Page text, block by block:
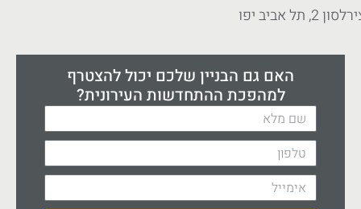
2, תל אביב יפו
האם גם הבניין שלכם יכול להצטרף
למהפכת ההתחדשות העירונית?